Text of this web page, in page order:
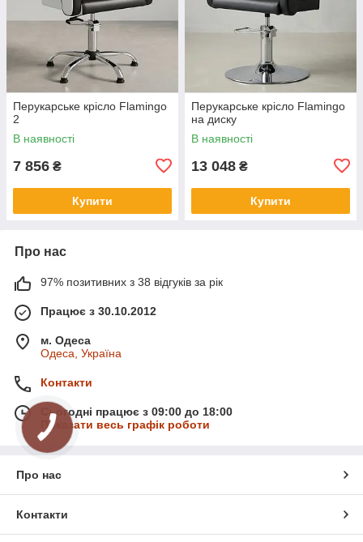
Перукарське крісло Flamingo
2
В наявності
7 856 ₴
Купити
Перукарське крісло Flamingo
на диску
В наявності
13 048 ₴
Купити
Про нас
97% позитивних з 38 відгуків за рік
Працює з 30.10.2012
м. Одеса
Одеса, Україна
Контакти
Сьогодні працює з 09:00 до 18:00
Показати весь графік роботи
Про нас
Контакти